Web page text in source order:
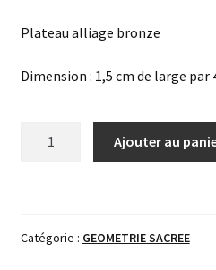
Plateau alliage bronze
Dimension : 1,5 cm de large par
Ajouter au
Catégorie : GEOMETRIE SACREE